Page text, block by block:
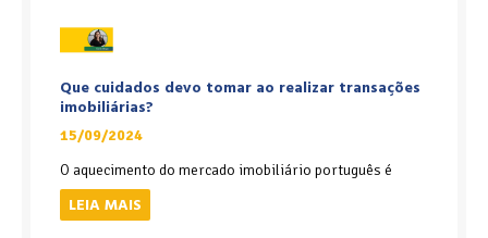
Que cuidados devo tomar ao realizar transações
imobiliárias?
15/09/2024
O aquecimento do mercado imobiliário português é
LEIA MAIS